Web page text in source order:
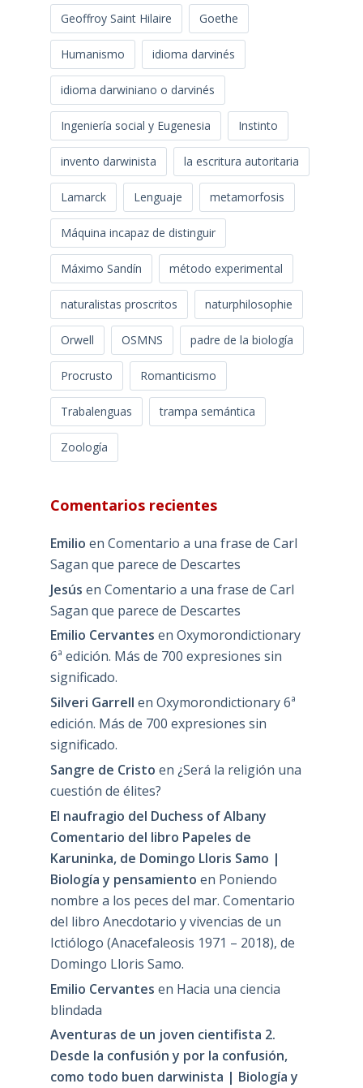
Geoffroy Saint Hilaire Goethe
Humanismo idioma darvinés
idioma darwiniano o darvinés
Ingeniería social y Eugenesia Instinto
invento darwinista la escritura autoritaria
Lamarck Lenguaje metamorfosis
Máquina incapaz de distinguir
Máximo Sandín método experimental
naturalistas proscritos naturphilosophie
Orwell OSMNS padre de la biología
Procrusto Romanticismo
Trabalenguas trampa semántica
Zoología
Comentarios recientes
Emilio en Comentario a una frase de Carl
Sagan que parece de Descartes
Jesús en Comentario a una frase de Carl
Sagan que parece de Descartes
Emilio Cervantes en Oxymorondictionary
6ª edición. Más de 700 expresiones sin
significado.
Silveri Garrell en Oxymorondictionary 6ª
edición. Más de 700 expresiones sin
significado.
Sangre de Cristo en ¿Será la religión una
cuestión de élites?
El naufragio del Duchess of Albany
Comentario del libro Papeles de
Karuninka, de Domingo Lloris Samo |
Biología y pensamiento en Poniendo
nombre a los peces del mar. Comentario
del libro Anecdotario y vivencias de un
Ictiólogo (Anacefaleosis 1971 – 2018), de
Domingo Lloris Samo.
Emilio Cervantes en Hacia una ciencia
blindada
Aventuras de un joven cientifista 2.
Desde la confusión y por la confusión,
como todo buen darwinista | Biología y